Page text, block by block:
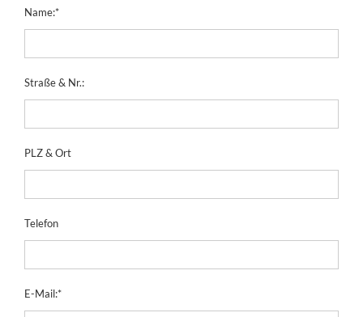
Name:*
Straße & Nr.:
PLZ & Ort
Telefon
E-Mail:*